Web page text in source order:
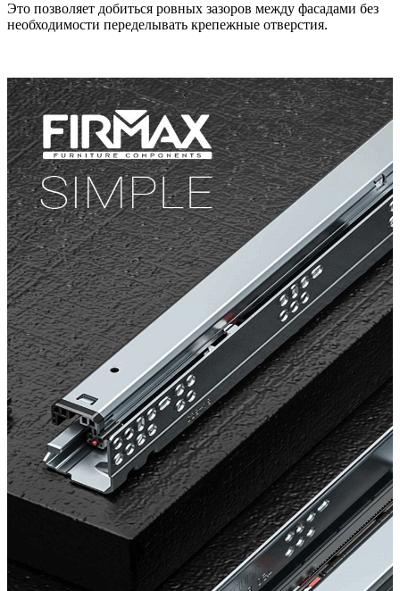
Это позволяет добиться ровных зазоров между фасадами без
необходимости переделывать крепежные отверстия.